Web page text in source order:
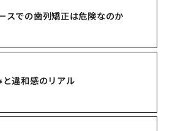
スでの歯列矯正は危険なのか
違和感のリアル